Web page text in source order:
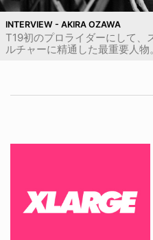
INTERVIEW - AKIRA OZAWA
T19初のプロライダーにして、
ルチャーに精通した最重要人物。